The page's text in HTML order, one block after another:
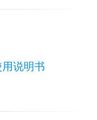
说明书